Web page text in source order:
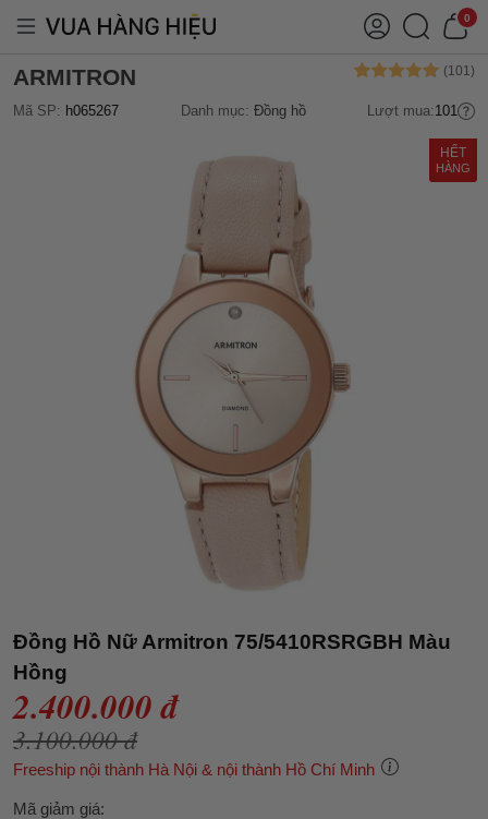
0
ARMITRON
Mã SP: h065267 Danh mục: Đồng hồ Lượt mua:101
HẾT
HÀNG
Đồng Hồ Nữ Armitron 75/5410RSRGBH Màu
Hồng
2.400.000 đ
3.100.000 đ
Freeship nội thành Hà Nội & nội thành Hồ Chí Minh
Mã giảm giá: